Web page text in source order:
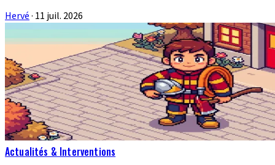
Hervé· 11 juil. 2026
Actualités & Interventions